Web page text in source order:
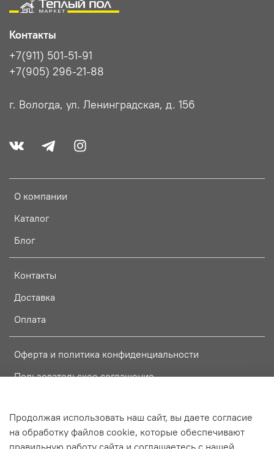
О компании
Каталог
Блог
Контакты
Доставка
Оплата
Оферта и политика конфиденциальности
Пользовательское соглашение
Контакты
+7(911) 501-51-91
+7(905) 296-21-88
г. Вологда, ул. Ленинградская, д. 156
Интернет-магазин создан на InSales
Продолжая использовать наш сайт, вы даете согласие
на обработку файлов cookie, которые обеспечивают